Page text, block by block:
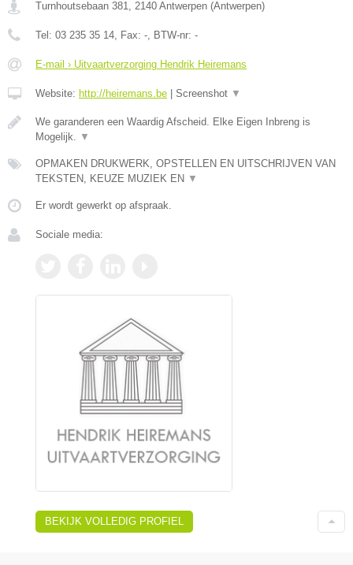
Turnhoutsebaan 381 2140 Antwerpen (Antwerpen)
Tel: 03 235 35 14 , Fax: - , BTW-nr: -
E-mail › Uitvaartverzorging Hendrik Heiremans
Website: http://heiremans.be | Screenshot ▼
We garanderen een Waardig Afscheid. Elke Eigen Inbreng is
Mogelijk.
▼
OPMAKEN DRUKWERK, OPSTELLEN EN UITSCHRIJVEN VAN
TEKSTEN, KEUZE MUZIEK EN ▼
Er wordt gewerkt op afspraak.
Sociale media:
BEKIJK VOLLEDIG PROFIEL